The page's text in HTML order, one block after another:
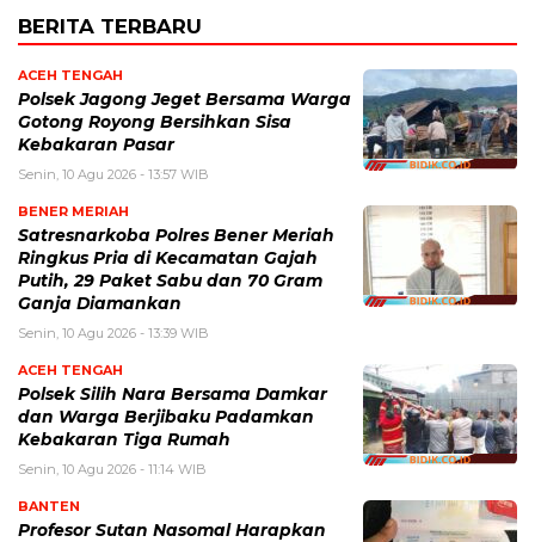
BERITA TERBARU
ACEH TENGAH
Polsek Jagong Jeget Bersama Warga
Gotong Royong Bersihkan Sisa
Kebakaran Pasar
Senin, 10 Agu 2026 - 13:57 WIB
BENER MERIAH
Satresnarkoba Polres Bener Meriah
Ringkus Pria di Kecamatan Gajah
Putih, 29 Paket Sabu dan 70 Gram
Ganja Diamankan
Senin, 10 Agu 2026 - 13:39 WIB
ACEH TENGAH
Polsek Silih Nara Bersama Damkar
dan Warga Berjibaku Padamkan
Kebakaran Tiga Rumah
Senin, 10 Agu 2026 - 11:14 WIB
BANTEN
Profesor Sutan Nasomal Harapkan